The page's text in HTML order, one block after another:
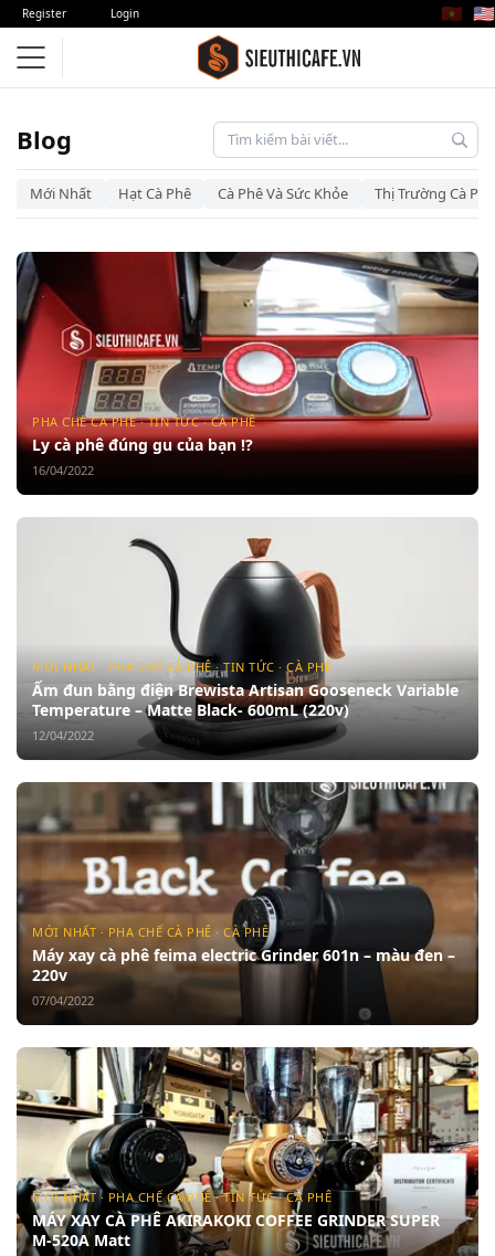
Register Login 🇻🇳 🇺🇸
Blog
Mới Nhất Hạt Cà Phê Cà Phê Và Sức Khỏe Thị Trường Cà Phê
PHA CHẾ CÀ PHÊ · TIN TỨC · CÀ PHÊ
Ly cà phê đúng gu của bạn !?
16/04/2022
MỚI NHẤT · PHA CHẾ CÀ PHÊ · TIN TỨC · CÀ PHÊ
Ấm đun bằng điện Brewista Artisan Gooseneck Variable
Temperature – Matte Black- 600mL (220v)
12/04/2022
MỚI NHẤT · PHA CHẾ CÀ PHÊ · CÀ PHÊ
Máy xay cà phê feima electric Grinder 601n – màu đen –
220v
07/04/2022
MỚI NHẤT · PHA CHẾ CÀ PHÊ · TIN TỨC · CÀ PHÊ
MÁY XAY CÀ PHÊ AKIRAKOKI COFFEE GRINDER SUPER
M-520A Matt